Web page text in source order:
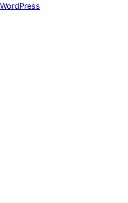
WordPress